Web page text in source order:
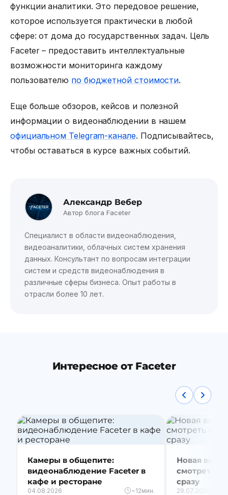
функции аналитики. Это передовое решение,
которое используется практически в любой
сфере: от дома до государственных задач. Цель
Faceter – предоставить интеллектуальные
возможности мониторинга каждому
пользователю по бюджетной стоимости.
Еще больше обзоров, кейсов и полезной
информации о видеонаблюдении в нашем
официальном Telegram-канале. Подписывайтесь,
чтобы оставаться в курсе важных событий.
Александр Вебер
Автор блога Faceter
Специалист в области видеонаблюдения,
видеоаналитики, облачных систем хранения
данных. Консультант по вопросам интеграции
систем и средств видеонаблюдения в
различные сферы бизнеса. Опыт работы в
отрасли более 10 лет.
Интересное от Faceter
Камеры в общепите:
видеонаблюдение Faceter в
кафе и ресторане
04.08.2026 ~12мин.
Новая
смотреть
сразу
29.07.2026